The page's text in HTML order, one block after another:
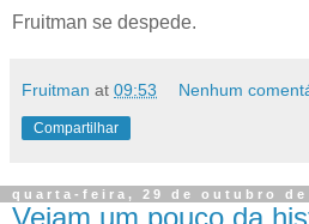
Fruitman se despede.
Fruitman at 09:53 Nenhum
Compartilhar
quarta-feira, 29 de outubro de
Vejam um pouco da